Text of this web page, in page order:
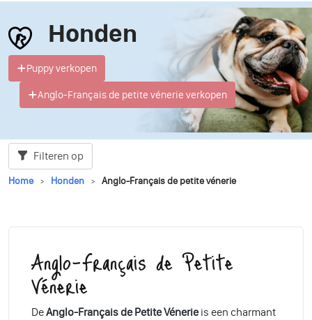
Honden
Puppy verkopen
Anglo-Français de petite vénerie verkopen
Filteren op
Home Honden Anglo-Français de petite vénerie
Anglo-Français de Petite
Vénerie
DeAnglo-Français de Petite Vénerieis een charmant